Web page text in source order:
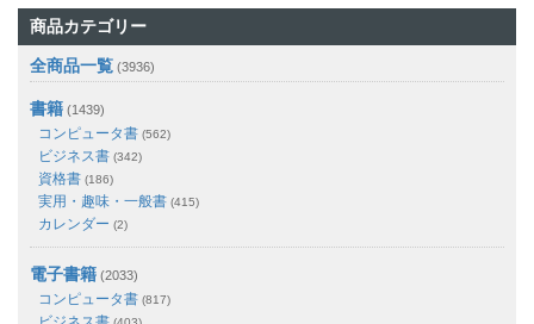
商品カテゴリー
全商品一覧 (3936)
書籍 (1439)
コンピュータ書 (562)
ビジネス書 (342)
資格書 (186)
実用・趣味・一般書 (415)
カレンダー (2)
電子書籍 (2033)
コンピュータ書 (817)